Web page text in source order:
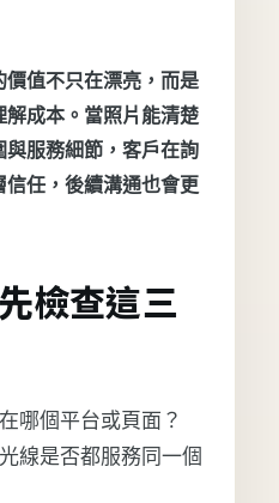
值不只在漂亮，而是
成本。當照片能清楚
服務細節，客戶在詢
信任，後續溝通也會更
檢查這三
哪個平台或頁面？
線是否都服務同一個